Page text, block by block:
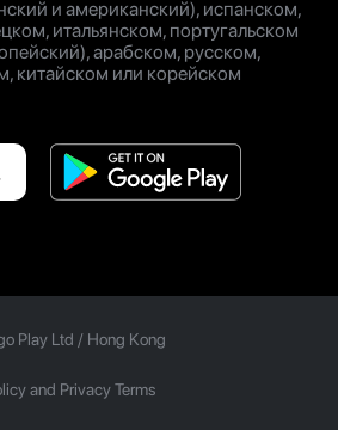
и американский), испанском,
итальянском, португальском
арабском, русском,
китайском или корейском
Play Ltd / Hong Kong
and Privacy Terms